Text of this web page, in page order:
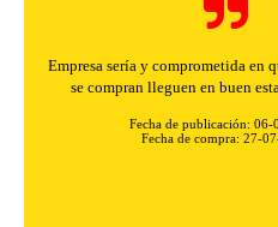
Empresa sería y comprometida en
se compran lleguen en buen
Fecha de publicación: 06-
Fecha de compra: 27-